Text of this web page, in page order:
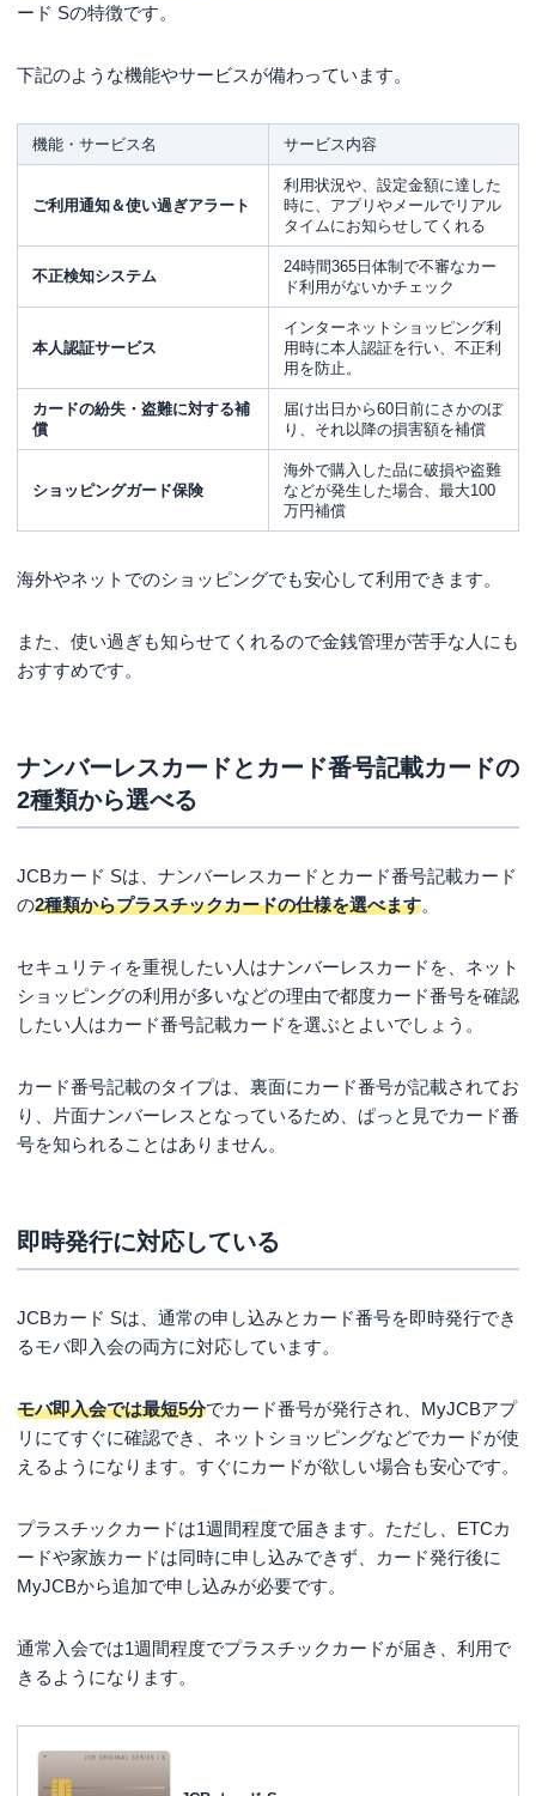
ード Sの特徴です。
下記のような機能やサービスが備わっています。
機能・サービス名 サービス内容
ご利用通知＆使い過ぎアラート
利用状況や、設定金額に達した
時に、アプリやメールでリアル
タイムにお知らせしてくれる
不正検知システム
24時間365日体制で不審なカー
ド利用がないかチェック
本人認証サービス
インターネットショッピング利
用時に本人認証を行い、不正利
用を防止。
カードの紛失・盗難に対する補
償
届け出日から60日前にさかのぼ
り、それ以降の損害額を補償
ショッピングガード保険
海外で購入した品に破損や盗難
などが発生した場合、最大100
万円補償
海外やネットでのショッピングでも安心して利用できます。
また、使い過ぎも知らせてくれるので金銭管理が苦手な人にも
おすすめです。
ナンバーレスカードとカード番号記載カードの
2種類から選べる
JCBカード Sは、ナンバーレスカードとカード番号記載カード
の2種類からプラスチックカードの仕様を選べます。
セキュリティを重視したい人はナンバーレスカードを、ネット
ショッピングの利用が多いなどの理由で都度カード番号を確認
したい人はカード番号記載カードを選ぶとよいでしょう。
カード番号記載のタイプは、裏面にカード番号が記載されてお
り、片面ナンバーレスとなっているため、ぱっと見でカード番
号を知られることはありません。
即時発行に対応している
JCBカード Sは、通常の申し込みとカード番号を即時発行でき
るモバ即入会の両方に対応しています。
モバ即入会では最短5分でカード番号が発行され、MyJCBアプ
リにてすぐに確認でき、ネットショッピングなどでカードが使
えるようになります。すぐにカードが欲しい場合も安心です。
プラスチックカードは1週間程度で届きます。ただし、ETCカ
ードや家族カードは同時に申し込みできず、カード発行後に
MyJCBから追加で申し込みが必要です。
通常入会では1週間程度でプラスチックカードが届き、利用で
きるようになります。